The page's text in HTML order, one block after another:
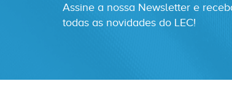
Assine a nossa Newsletter e
todas as novidades do LEC!